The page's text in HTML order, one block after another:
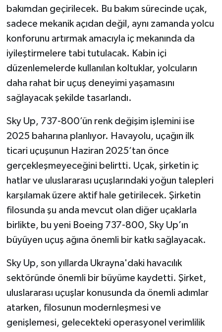
bakımdan geçirilecek. Bu bakım sürecinde uçak,
sadece mekanik açıdan değil, aynı zamanda yolcu
konforunu artırmak amacıyla iç mekanında da
iyileştirmelere tabi tutulacak. Kabin içi
düzenlemelerde kullanılan koltuklar, yolcuların
daha rahat bir uçuş deneyimi yaşamasını
sağlayacak şekilde tasarlandı.
Sky Up, 737-800’ün renk değişim işlemini ise
2025 baharına planlıyor. Havayolu, uçağın ilk
ticari uçuşunun Haziran 2025’tan önce
gerçekleşmeyeceğini belirtti. Uçak, şirketin iç
hatlar ve uluslararası uçuşlarındaki yoğun talepleri
karşılamak üzere aktif hale getirilecek. Şirketin
filosunda şu anda mevcut olan diğer uçaklarla
birlikte, bu yeni Boeing 737-800, Sky Up’ın
büyüyen uçuş ağına önemli bir katkı sağlayacak.
Sky Up, son yıllarda Ukrayna'daki havacılık
sektöründe önemli bir büyüme kaydetti. Şirket,
uluslararası uçuşlar konusunda da önemli adımlar
atarken, filosunun modernleşmesi ve
genişlemesi, gelecekteki operasyonel verimlilik